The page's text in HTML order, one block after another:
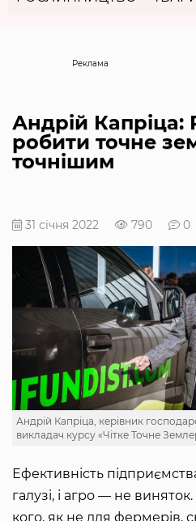
Андрій Капріца:
робити точне
точнішим
31 січня 2022 790 0
Андрій Капріца, керівник
викладач курсу «Чітке Точне
Ефективність
галузі, і агро — не
кого, як не для фермерів,
Реклама